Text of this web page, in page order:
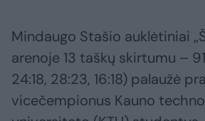
Mindaugo Stašio auklėtiniai
arenoje 13 taškų skirtumu –
24:18, 28:23, 16:18) palaužė
vicečempionus Kauno